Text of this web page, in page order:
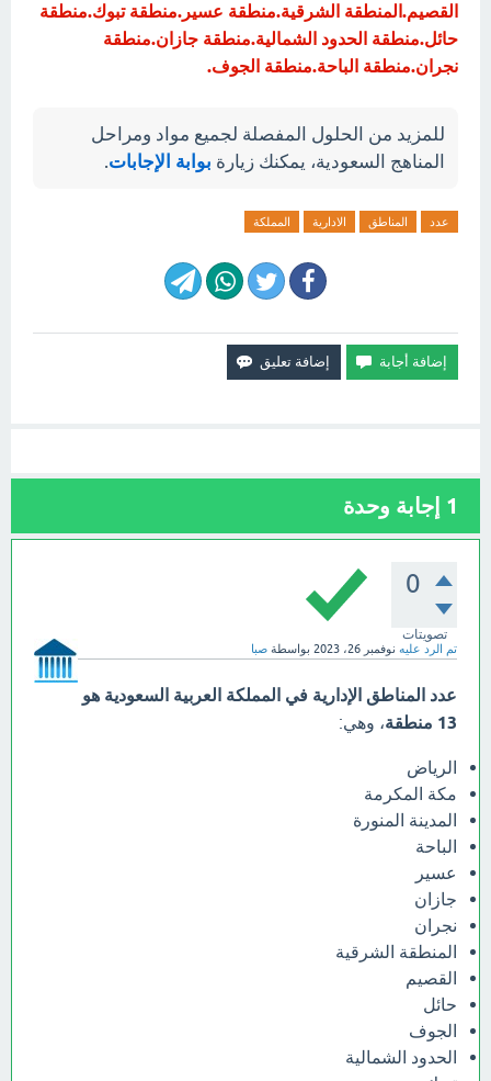
القصيم.المنطقة الشرقية.منطقة عسير.منطقة تبوك.منطقة
حائل.منطقة الحدود الشمالية.منطقة جازان.منطقة
نجران.منطقة الباحة.منطقة الجوف.
للمزيد من الحلول المفصلة لجميع مواد ومراحل
المناهج السعودية، يمكنك زيارة بوابة الإجابات.
عدد المناطق الادارية المملكة
1 إجابة وحدة
0
تصويتات
تم الرد عليه نوفمبر 26، 2023 بواسطة صبا
عدد المناطق الإدارية في المملكة العربية السعودية هو
13 منطقة
، وهي:
الرياض
مكة المكرمة
المدينة المنورة
الباحة
عسير
جازان
نجران
المنطقة الشرقية
القصيم
حائل
الجوف
الحدود الشمالية